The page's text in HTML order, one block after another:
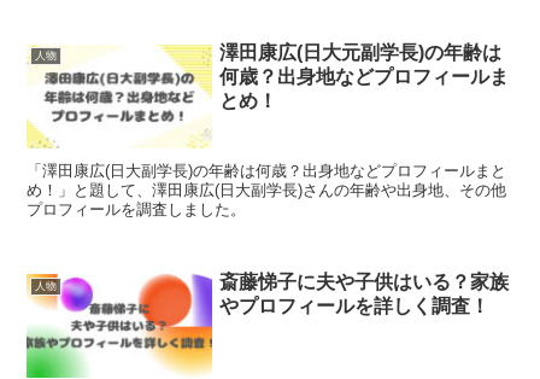
人物
澤田康広(日大元副学長)の年齢は
何歳？出身地などプロフィールま
とめ！
「澤田康広(日大副学長)の年齢は何歳？出身地などプロフィールまと
め！」と題して、澤田康広(日大副学長)さんの年齢や出身地、その他
プロフィールを調査しました。
人物
斎藤悌子に夫や子供はいる？家族
やプロフィールを詳しく調査！